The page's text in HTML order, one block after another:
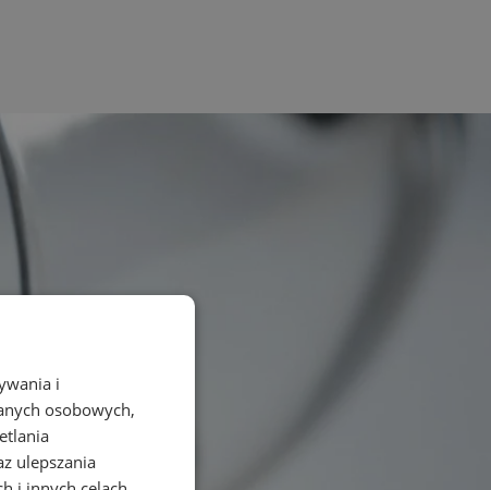
i
osobowych,
ulepszania